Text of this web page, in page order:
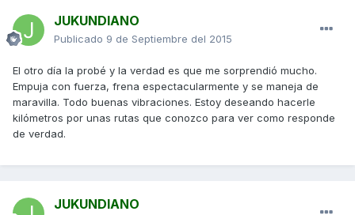
JUKUNDIANO
Publicado 9 de Septiembre del 2015
El otro día la probé y la verdad es que me sorprendió mucho.
Empuja con fuerza, frena espectacularmente y se maneja de
maravilla. Todo buenas vibraciones. Estoy deseando hacerle
kilómetros por unas rutas que conozco para ver como responde
de verdad.
JUKUNDIANO